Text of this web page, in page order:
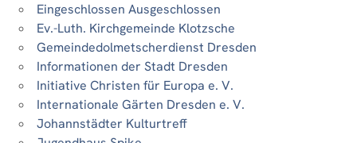
Eingeschlossen Ausgeschlossen
Ev.-Luth. Kirchgemeinde Klotzsche
Gemeindedolmetscherdienst Dresden
Informationen der Stadt Dresden
Initiative Christen für Europa e. V.
Internationale Gärten Dresden e. V.
Johannstädter Kulturtreff